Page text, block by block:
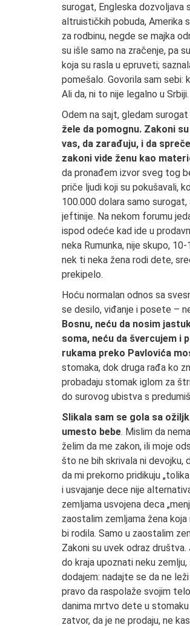
surogat, Engleska dozvoljava
altruističkih pobuda, Amerika
za rodbinu, negde se majka
su išle samo na zračenje, pa
koja su rasla u epruveti;
pomešalo. Govorila sam sebi:
Ali da, ni to nije legalno u Srbiji.
Odem na sajt, gledam
žele da pomognu. Zakoni
vas, da zarađuju, i da
zakoni vide ženu kao
da pronađem izvor sveg tog
priče ljudi koji su pokušavali,
100.000 dolara samo surogat,
jeftinije. Na nekom forumu
ispod odeće kad ide u
neka Rumunka, nije skupo,
nek ti neka žena rodi dete,
prekipelo.
Hoću normalan odnos sa
se desilo, viđanje i posete –
Bosnu, neću da nosim
soma, neću da švercujem i
rukama preko Pavlovića
stomaka, dok druga rađa ko
probadaju stomak iglom za
do surovog ubistva s
Slikala sam se gola sa
umesto bebe. Mislim da
želim da me zakon, ili moje
što ne bih skrivala ni devojku,
da mi prekorno pridikuju
i usvajanje dece nije
zemljama usvojena deca
zaostalim zemljama žena
bi rodila. Samo u zaostalim
Zakoni su uvek odraz
do kraja upoznati neku
dodajem: nadajte se da ne
pravo da raspolaže svojim
danima mrtvo dete u
zatvor, da je ne prodaju, ne